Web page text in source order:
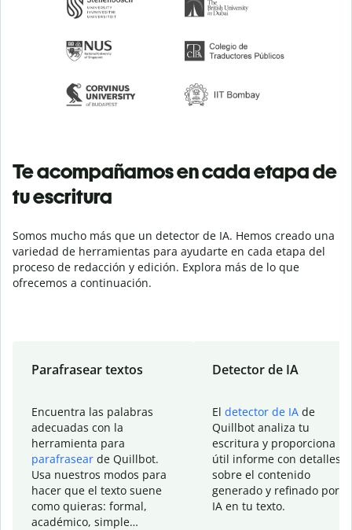
Te acompañamos en cada etapa de
tu escritura
Somos mucho más que un detector de IA. Hemos creado una
variedad de herramientas para ayudarte en cada etapa del
proceso de redacción y edición. Explora más de lo que
ofrecemos a continuación.
Parafrasear textos
Encuentra las palabras
adecuadas con la
herramienta para
parafrasear de Quillbot.
Usa nuestros modos para
hacer que el texto suene
como quieras: formal,
académico, simple…
Detector de IA
El detector de IA de
Quillbot analiza tu
escritura y proporciona un
útil informe con detalles
sobre el contenido
generado y refinado por la
IA en tu texto.